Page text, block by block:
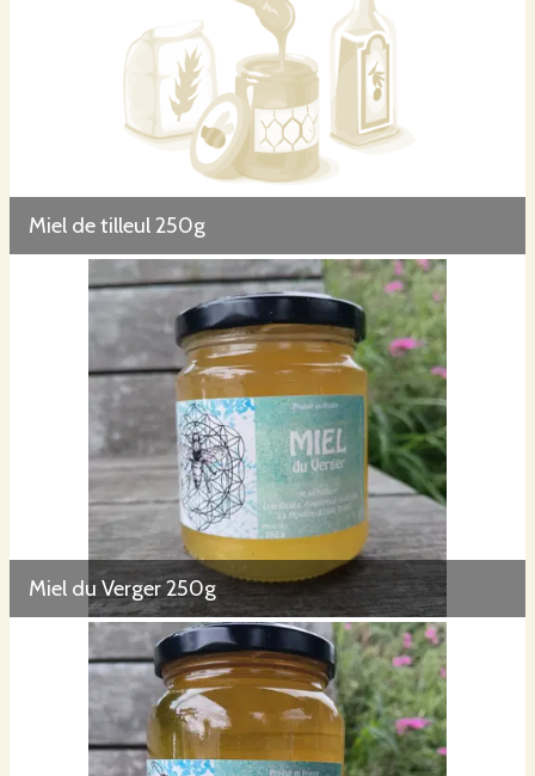
Miel de tilleul 250g
Miel du Verger 250g